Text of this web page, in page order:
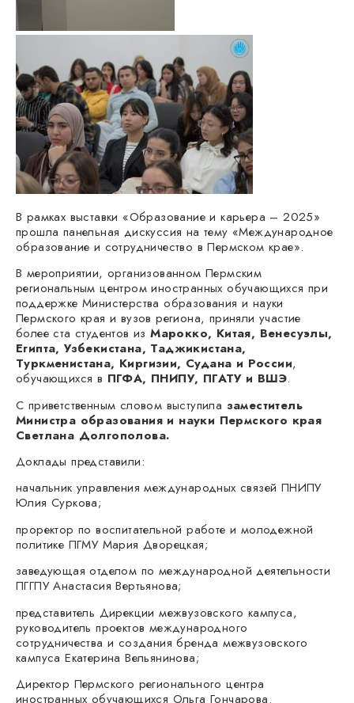
В рамках выставки «Образование и карьера – 2025»
прошла панельная дискуссия на тему «Международное
образование и сотрудничество в Пермском крае».
В мероприятии, организованном Пермским
региональным центром иностранных обучающихся при
поддержке Министерства образования и науки
Пермского края и вузов региона, приняли участие
более ста студентов изМарокко, Китая, Венесуэлы,
Египта, Узбекистана, Таджикистана,
Туркменистана, Киргизии, Судана и России,
обучающихся в ПГФА, ПНИПУ, ПГАТУ и ВШЭ.
С приветственным словом выступила заместитель
Министра образования и науки Пермского края
Светлана Долгополова.
Доклады представили:
начальник управления международных связей ПНИПУ
Юлия Суркова;
проректор по воспитательной работе и молодежной
политике ПГМУ Мария Дворецкая;
заведующая отделом по международной деятельности
ПГГПУ Анастасия Вертьянова;
представитель Дирекции межвузовского кампуса,
руководитель проектов международного
сотрудничества и создания бренда межвузовского
кампуса Екатерина Вельянинова;
Директор Пермского регионального центра
иностранных обучающихся Ольга Гончарова.